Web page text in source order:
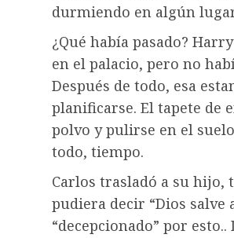
durmiendo en algún
¿Qué había pasado?
en el palacio, pero no
Después de todo, esa
planificarse. El tapete de
polvo y pulirse en el
todo, tiempo.
Carlos trasladó a su hijo,
pudiera decir “Dios salve
“decepcionado” por esto..